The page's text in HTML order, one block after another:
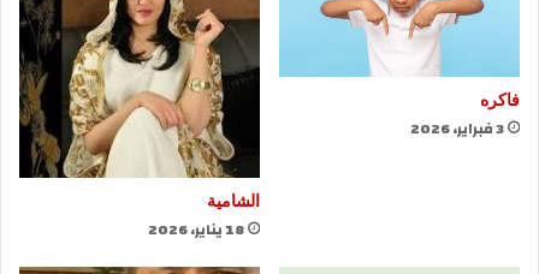
فاكره
3 فبراير، 2026
الشامية
18 يناير، 2026